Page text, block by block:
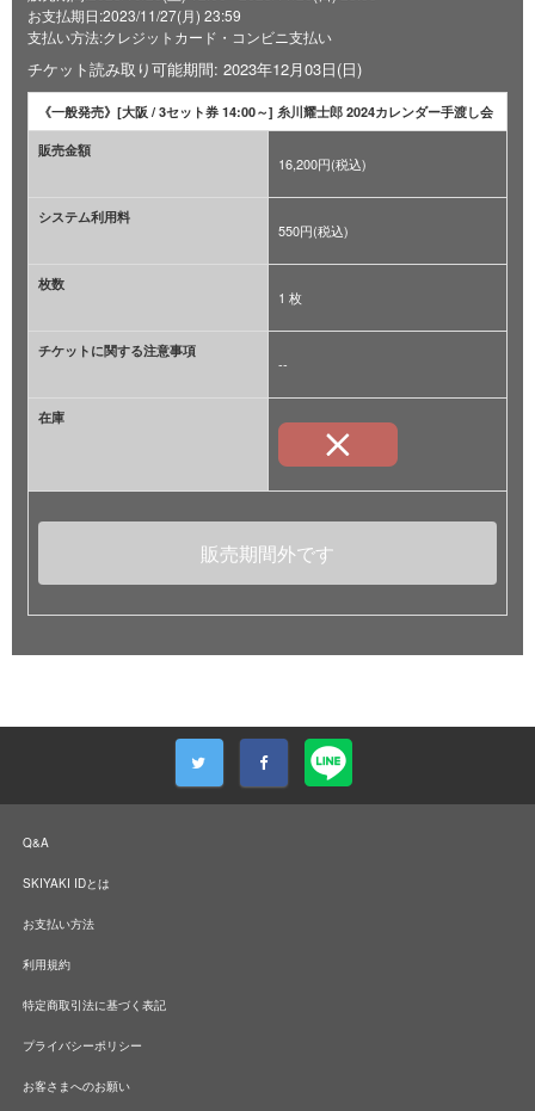
お支払期日:2023/11/27(月) 23:59
支払い方法:クレジットカード・コンビニ支払い
チケット読み取り可能期間: 2023年12月03日(日)
《一般発売》[大阪 / 3セット券 14:00～] 糸川耀士郎 2024カレンダー手渡し会
販売金額
16,200円(税込)
システム利用料
550円(税込)
枚数
1 枚
チケットに関する注意事項
--
在庫
販売期間外です
Q&A
SKIYAKI IDとは
お支払い方法
利用規約
特定商取引法に基づく表記
プライバシーポリシー
お客さまへのお願い